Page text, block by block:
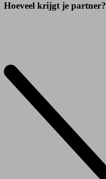
Hoeveel krijgt je partner?